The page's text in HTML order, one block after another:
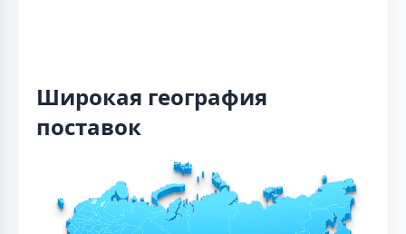
Широкая география
поставок